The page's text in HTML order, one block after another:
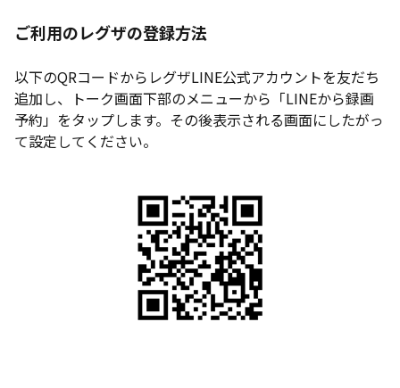
ご利用のレグザの登録方法
以下のQRコードからレグザLINE公式アカウントを友だち
追加し、トーク画面下部のメニューから「LINEから録画
予約」をタップします。その後表示される画面にしたがっ
て設定してください。